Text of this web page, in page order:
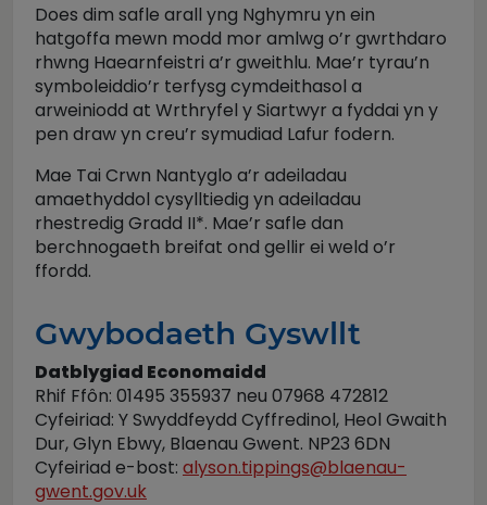
Does dim safle arall yng Nghymru yn ein
hatgoffa mewn modd mor amlwg o’r gwrthdaro
rhwng Haearnfeistri a’r gweithlu. Mae’r tyrau’n
symboleiddio’r terfysg cymdeithasol a
arweiniodd at Wrthryfel y Siartwyr a fyddai yn y
pen draw yn creu’r symudiad Lafur fodern.
Mae Tai Crwn Nantyglo a’r adeiladau
amaethyddol cysylltiedig yn adeiladau
rhestredig Gradd II*. Mae’r safle dan
berchnogaeth breifat ond gellir ei weld o’r
ffordd.
Gwybodaeth Gyswllt
Datblygiad Economaidd
Rhif Ffôn: 01495 355937 neu 07968 472812
Cyfeiriad: Y Swyddfeydd Cyffredinol, Heol Gwaith
Dur, Glyn Ebwy, Blaenau Gwent. NP23 6DN
Cyfeiriad e-bost: alyson.tippings@blaenau-
gwent.gov.uk